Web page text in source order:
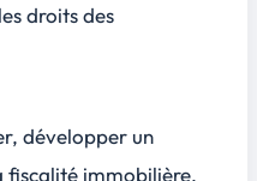
droits des
développer un
immobilière,